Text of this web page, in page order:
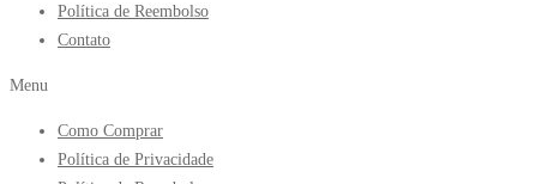
Política de Reembolso
Contato
Menu
Como Comprar
Política de Privacidade